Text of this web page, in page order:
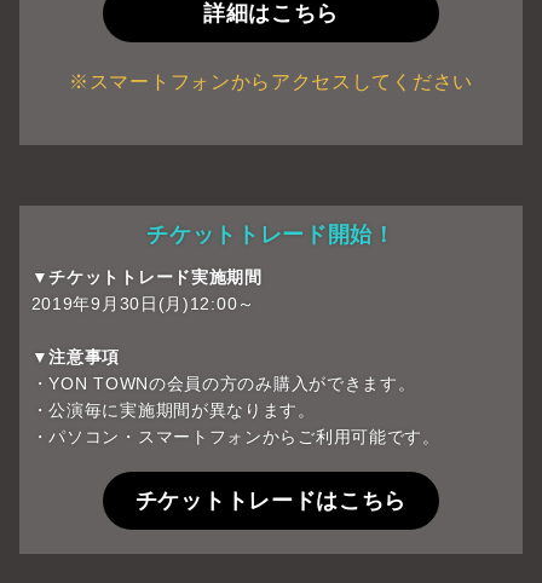
詳細はこちら
※スマートフォンからアクセスしてください
チケットトレード開始！
▼チケットトレード実施期間
2019年9月30日(月)12:00～
▼注意事項
・YON TOWNの会員の方のみ購入ができます。
・公演毎に実施期間が異なります。
・パソコン・スマートフォンからご利用可能です。
チケットトレードはこちら